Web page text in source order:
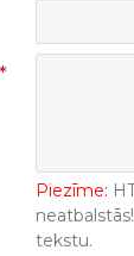
Piezīme:
tekstu.